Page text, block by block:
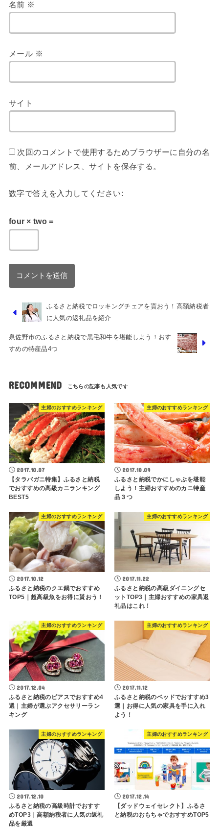
名前 ※
メール ※
サイト
次回のコメントで使用するためブラウザーに自分の名
前、メールアドレス、サイトを保存する。
数字で答えを入力してください:
four × two =
ふるさと納税でロッキングチェアを貰おう！高額納税者
に人気の返礼品を紹介
泉佐野市のふるさと納税で黒毛和牛を堪能しよう！おす
すめの特産品4つ
RECOMMEND
主婦のおすすめランキング
2017.10.07
【タラバガニ特集】ふるさと納税
でおすすめの高級カニランキング
BEST5
主婦のおすすめランキング
2017.10.09
ふるさと納税でかにしゃぶを堪能
しよう！主婦おすすめのカニ特産
品３つ
主婦のおすすめランキング
2017.10.12
ふるさと納税のクエ鍋でおすすめ
TOP5｜超高級魚をお得に貰おう！
主婦のおすすめランキング
2017.11.22
ふるさと納税の高級ダイニングセ
ットTOP3｜主婦おすすめの家具返
礼品はこれ！
主婦のおすすめランキング
2017.12.04
ふるさと納税のピアスでおすすめ4
選｜主婦が選ぶアクセサリーラン
キング
主婦のおすすめランキング
2017.11.12
ふるさと納税のベッドでおすすめ3
選｜お得に人気の家具を手に入れ
よう！
主婦のおすすめランキング
2017.12.10
ふるさと納税の高級時計でおすす
めTOP3｜高額納税者に人気の返礼
品を厳選
主婦のおすすめランキング
2017.12.14
【ダッドウェイセレクト】ふるさ
と納税のおもちゃでおすすめTOP5